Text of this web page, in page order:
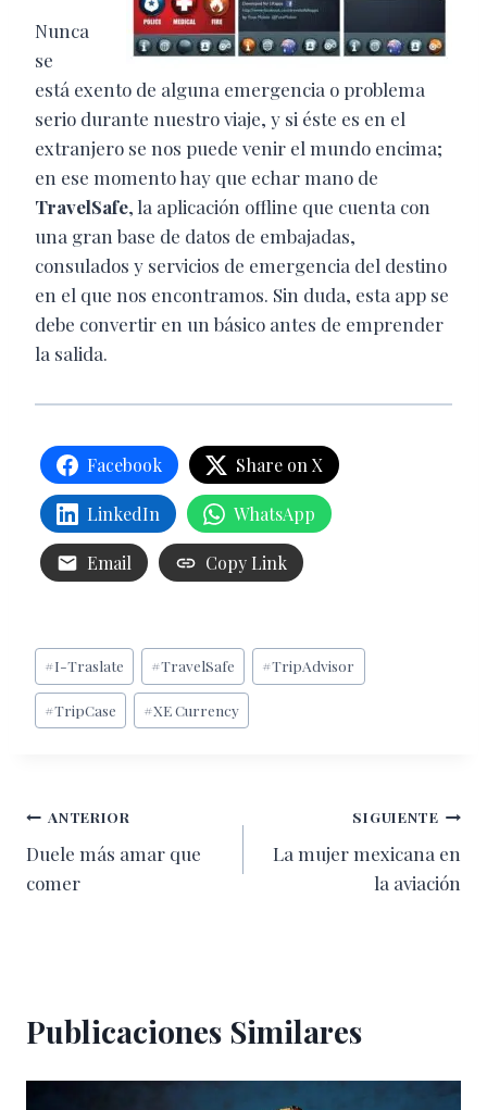
Nunca
se
está exento de alguna emergencia o problema
serio durante nuestro viaje, y si éste es en el
extranjero se nos puede venir el mundo encima;
en ese momento hay que echar mano de
TravelSafe, la aplicación offline que cuenta con
una gran base de datos de embajadas,
consulados y servicios de emergencia del destino
en el que nos encontramos. Sin duda, esta app se
debe convertir en un básico antes de emprender
la salida.
Facebook Share on X
LinkedIn WhatsApp
Email Copy Link
Etiquetas
de
la
#I-Traslate #TravelSafe #TripAdvisor
#TripCase #XE Currency
Navegación
de
ANTERIOR
Duele más amar que
comer
SIGUIENTE
La mujer mexicana en
la aviación
Publicaciones Similares